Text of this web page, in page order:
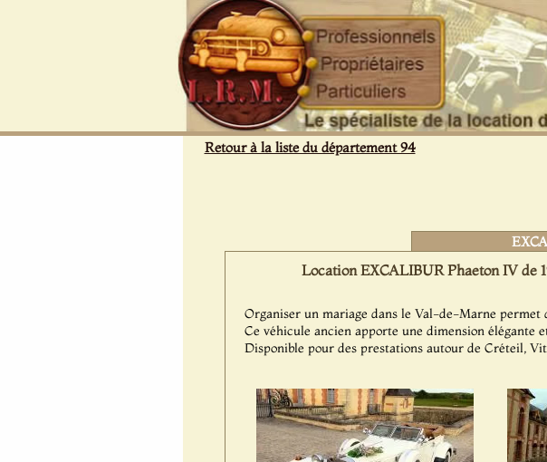
Retour à la liste du département 94
Location EXCALIBUR Phaeton IV de
Organiser un mariage dans le Val-de-Marne
Ce véhicule ancien apporte une dimension élégante
Disponible pour des prestations autour de Créteil,
Panneau de gestion des cookies